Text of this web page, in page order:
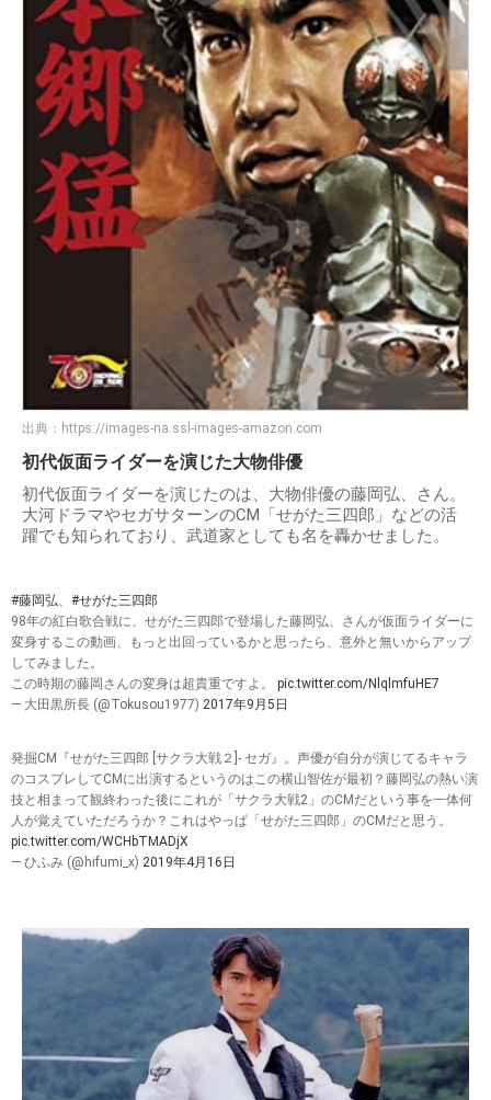
出典： https://images-na.ssl-images-amazon.com
初代仮面ライダーを演じた大物俳優
初代仮面ライダーを演じたのは、大物俳優の藤岡弘、さん。
大河ドラマやセガサターンのCM「せがた三四郎」などの活
躍でも知られており、武道家としても名を轟かせました。
#藤岡弘、 #せがた三四郎
98年の紅白歌合戦に、せがた三四郎で登場した藤岡弘、さんが仮面ライダーに
変身するこの動画、もっと出回っているかと思ったら、意外と無いからアップ
してみました。
この時期の藤岡さんの変身は超貴重ですよ。 pic.twitter.com/NlqlmfuHE7
— 大田黒所長 (@Tokusou1977) 2017年9月5日
発掘CM『せがた三四郎 [サクラ大戦２]- セガ』。声優が自分が演じてるキャラ
のコスプレしてCMに出演するというのはこの横山智佐が最初？藤岡弘の熱い演
技と相まって観終わった後にこれが「サクラ大戦2」のCMだという事を一体何
人が覚えていただろうか？これはやっぱ「せがた三四郎」のCMだと思う。
pic.twitter.com/WCHbTMADjX
— ひふみ (@hifumi_x) 2019年4月16日